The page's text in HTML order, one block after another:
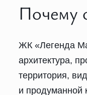
Почему
ЖК «Легенда
архитектура,
территория,
и продуманной